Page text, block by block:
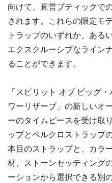
向けて、直営ブティックで
されます。これらの限定モ
トラップのいずれか、ある
エクスクルーシブなライン
ることができます。
「スピリット オブ ビッグ
ワーリザーブ」の新しいオ
ーのタイムピースを受け取
ップとベルクロストラップ
本目のストラップと、カラ
材、ストーンセッティング
ーションから選択できる別